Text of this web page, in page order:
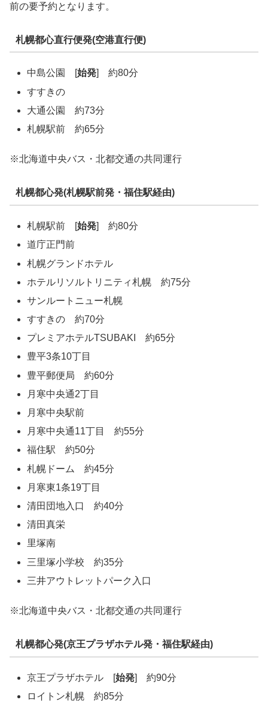
前の要予約となります。
札幌都心直行便発(空港直行便)
中島公園 [始発 ] 約80分
すすきの
大通公園 約73分
札幌駅前 約65分
※北海道中央バス・北都交通の共同運行
札幌都心発(札幌駅前発・福住駅経由)
札幌駅前 [始発] 約80分
道庁正門前
札幌グランドホテル
ホテルリソルトリニティ札幌 約75分
サンルートニュー札幌
すすきの 約70分
プレミアホテルTSUBAKI 約65分
豊平3条10丁目
豊平郵便局 約60分
月寒中央通2丁目
月寒中央駅前
月寒中央通11丁目 約55分
福住駅 約50分
札幌ドーム 約45分
月寒東1条19丁目
清田団地入口 約40分
清田真栄
里塚南
三里塚小学校 約35分
三井アウトレットパーク入口
※北海道中央バス・北都交通の共同運行
札幌都心発(京王プラザホテル発・福住駅経由)
京王プラザホテル [始発] 約90分
ロイトン札幌 約85分